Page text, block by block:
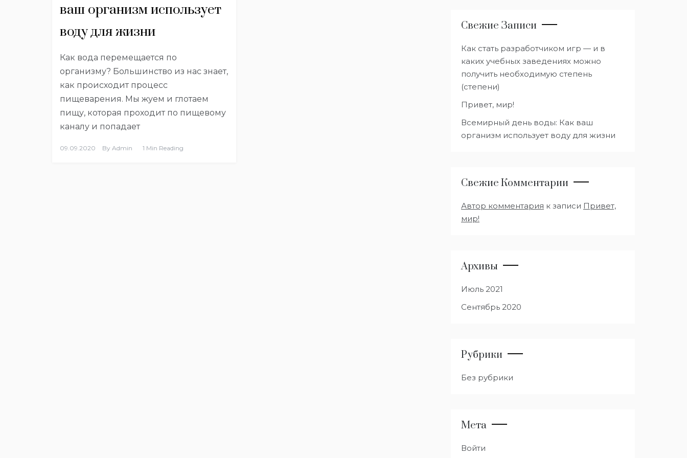
ваш организм использует
воду для жизни
Как вода перемещается по
организму? Большинство из нас знает,
как происходит процесс
пищеварения. Мы жуем и глотаем
пищу, которая проходит по пищевому
каналу и попадает
09.09.2020 By Admin 1 Min Reading
Свежие Записи
Как стать разработчиком игр — и в
каких учебных заведениях можно
получить необходимую степень
(степени)
Привет, мир!
Всемирный день воды: Как ваш
организм использует воду для жизни
Свежие Комментарии
Автор комментария к записи Привет,
мир!
Архивы
Июль 2021
Сентябрь 2020
Рубрики
Без рубрики
Мета
Войти